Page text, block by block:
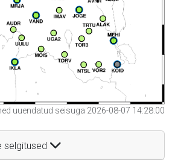
uuendatud seisuga 2026-08-07 14:28:00
selgitused